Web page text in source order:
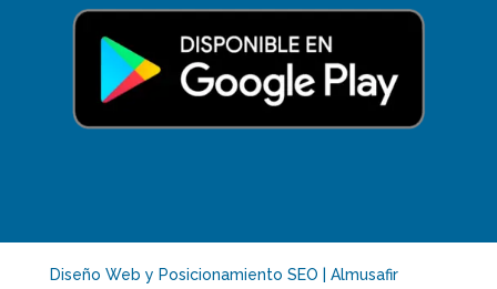
Diseño Web y Posicionamiento SEO | Almusafir